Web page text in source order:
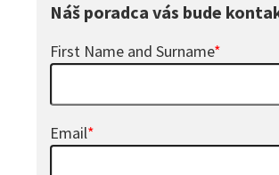
Náš poradca vás bude
First Name and Surname*
Email*